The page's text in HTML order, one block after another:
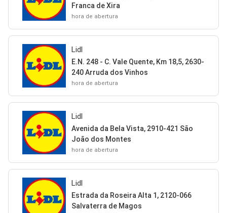
Franca de Xira
hora de abertura
Lidl
E.N. 248 - C. Vale Quente, Km 18,5, 2630-
240 Arruda dos Vinhos
hora de abertura
Lidl
Avenida da Bela Vista, 2910-421 São
João dos Montes
hora de abertura
Lidl
Estrada da Roseira Alta 1, 2120-066
Salvaterra de Magos